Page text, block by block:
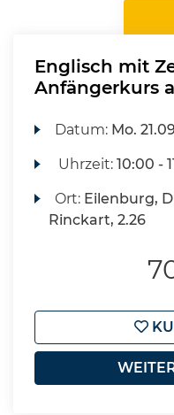
Englisch mit
Anfängerkurs
Datum: Mo.
Uhrzeit:10:00 -
Ort: Eilenburg,
Rinckart, 2.26